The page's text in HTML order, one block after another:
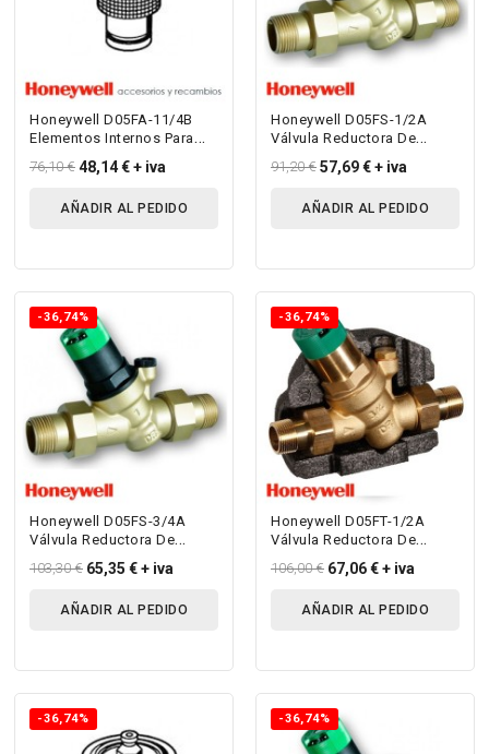
Honeywell D05FA-11/4B
Elementos Internos Para
D05 - Para D05Fs R 1 ¼”
-2”...
76,10 € 48,14 €+ iva
AÑADIR AL PEDIDO
Honeywell D05FS-1/2A
Válvula Reductora De
Presión Con Escala
Manométrica Para...
91,20 € 57,69 €+ iva
AÑADIR AL PEDIDO
-36,74%
Honeywell D05FS-3/4A
Válvula Reductora De
Manométrica Para...
103,30 € 65,35 €+ iva
AÑADIR AL PEDIDO
-36,74%
Honeywell D05FT-1/2A
Válvula Reductora De
Manométrica Para...
106,00 € 67,06 €+ iva
AÑADIR AL PEDIDO
-36,74% -36,74%